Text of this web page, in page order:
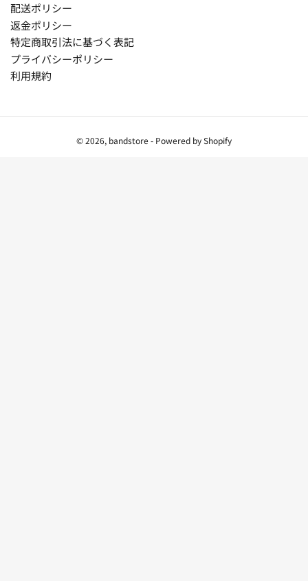
配送ポリシー
返金ポリシー
特定商取引法に基づく表記
プライバシーポリシー
利用規約
© 2026, bandstore- Powered by Shopify